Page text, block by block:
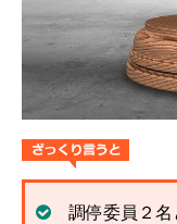
調停委員２
慰謝料請求
示談交渉
乗用車事故の体験
大型車事故の体